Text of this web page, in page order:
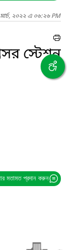
২০২২ এ ০৬:২৬ PM
স্টেশন
মতামত প্রদান করুন